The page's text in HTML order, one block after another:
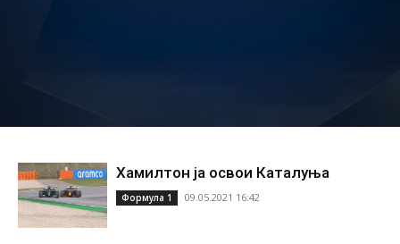
Хамилтон ја освои Каталуња
Формула 1 09.05.2021 16:42